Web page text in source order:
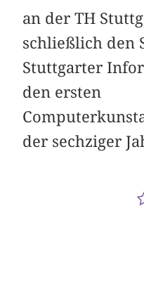
an der TH
schließlich den
Stuttgarter
den ersten
der sechziger